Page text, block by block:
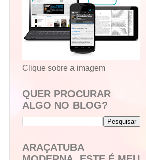
Clique sobre a imagem
QUER PROCURAR
ALGO NO BLOG?
ARAÇATUBA